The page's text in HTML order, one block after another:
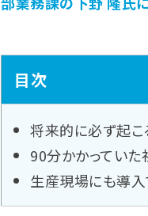
目次
将来的に必ず起
90分かかってい
生産現場にも導入